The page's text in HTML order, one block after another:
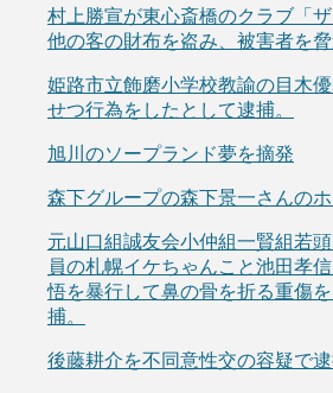
村上勝宣が東心斎橋のクラブ「
他の客の財布を盗み、被害者を脅
姫路市立飾磨小学校教諭の目木
せつ行為をしたとして逮捕。
旭川のソープランド夢を摘発
森下グループの森下景一さんのホ
元山口組誠友会小仲組一賢組若
員の札幌イケちゃんこと池田孝
悟を暴行して鼻の骨を折る重傷
捕。
後藤耕介を不同意性交の容疑で逮